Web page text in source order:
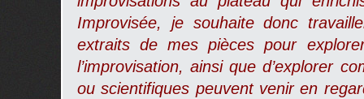
Improvisée, je souhaite donc
extraits de mes pièces pour
l’improvisation, ainsi que d’explorer
ou scientifiques peuvent venir en